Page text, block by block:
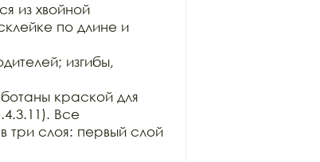
из хвойной
по длине и
изгибы,
краской для
Все
три слоя: первый слой